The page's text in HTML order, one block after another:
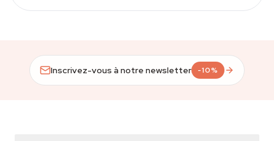
Inscrivez-vous à notre newsletter -10%